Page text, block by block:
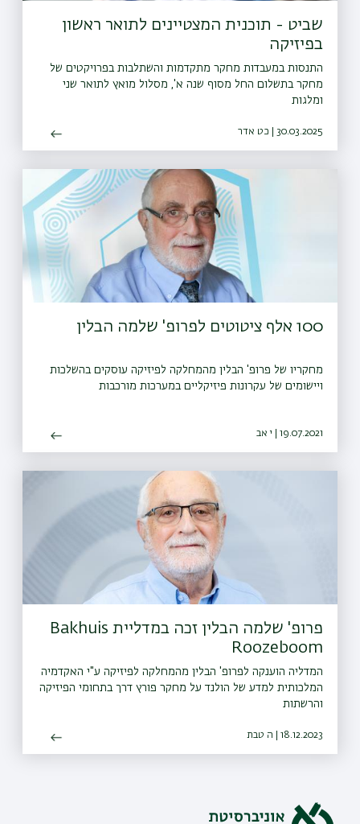
שביט - תוכנית המצטיינים לתואר ראשון
בפיזיקה
התנסות במעבדות מחקר מתקדמות והשתלבות בפרויקטים של
מחקר בתשלום החל מסוף שנה א', מסלול מואץ לתואר שני
ומלגות
30.03.2025 | כט אדר
100 אלף ציטוטים לפרופ' שלמה הבלין
מחקריו של פרופ' הבלין מהמחלקה לפיזיקה עוסקים בהשלכות
ויישומים של עקרונות פיזיקליים במערכות מורכבות
19.07.2021 | י אב
פרופ' שלמה הבלין זכה במדליית Bakhuis
Roozeboom
המדליה הוענקה לפרופ' הבלין מהמחלקה לפיזיקה ע"י האקדמיה
המלכותית למדע של הולנד על מחקר פורץ דרך בתחומי הפיזיקה
והרשתות
18.12.2023 | ה טבת